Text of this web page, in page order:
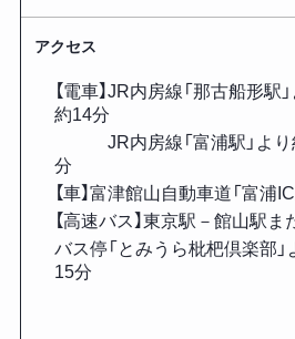
アクセス
【電車】JR内房線「那古船形
約14分
JR内房線「富浦駅」より
分
【車】富津館山自動車道「富浦
【高速バス】東京駅－館山駅
バス停「とみうら枇杷倶楽部
15分